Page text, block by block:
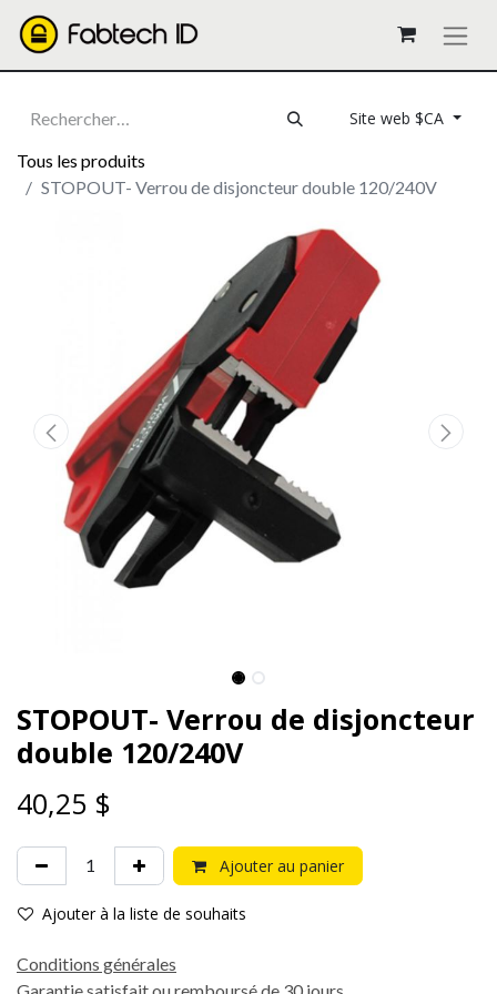
Site web $CA
Tous les produits
STOPOUT- Verrou de disjoncteur double 120/240V
STOPOUT- Verrou de disjoncteur
double 120/240V
40,25 $
Ajouter au panier
Ajouter à la liste de souhaits
Conditions générales
Garantie satisfait ou remboursé de 30 jours